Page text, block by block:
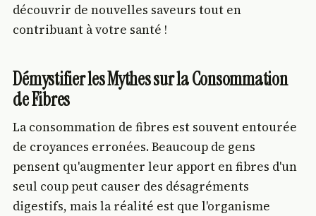
découvrir de nouvelles saveurs tout en
contribuant à votre santé !
Démystifier les Mythes sur la Consommation
de Fibres
La consommation de fibres est souvent entourée
de croyances erronées. Beaucoup de gens
pensent qu'augmenter leur apport en fibres d'un
seul coup peut causer des désagréments
digestifs, mais la réalité est que l'organisme